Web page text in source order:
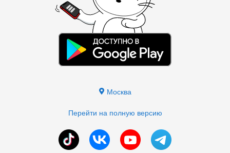
Москва
Перейти на полную версию